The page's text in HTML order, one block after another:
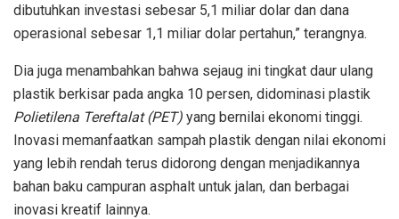
dibutuhkan investasi sebesar 5,1 miliar dolar dan dana
operasional sebesar 1,1 miliar dolar pertahun,” terangnya.
Dia juga menambahkan bahwa sejaug ini tingkat daur ulang
plastik berkisar pada angka 10 persen, didominasi plastik
Polietilena Tereftalat (PET) yang bernilai ekonomi tinggi.
Inovasi memanfaatkan sampah plastik dengan nilai ekonomi
yang lebih rendah terus didorong dengan menjadikannya
bahan baku campuran asphalt untuk jalan, dan berbagai
inovasi kreatif lainnya.